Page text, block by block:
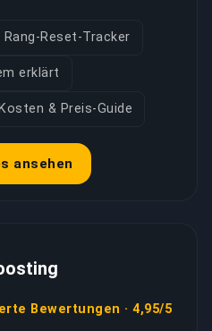
Reset-Tracker
erklärt
& Preis-Guide
ansehen
Bewertungen · 4,95/5